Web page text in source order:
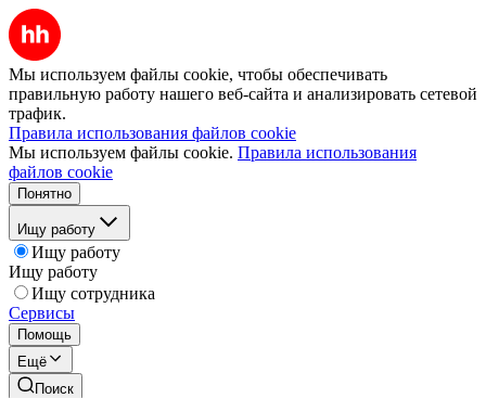
Мы используем файлы cookie, чтобы обеспечивать
правильную работу нашего веб-сайта и анализировать сетевой
трафик.
Правила использования файлов cookie
Мы используем файлы cookie. Правила использования
файлов cookie
Понятно
Ищу работу
Ищу работу
Ищу работу
Ищу сотрудника
Сервисы
Помощь
Ещё
Поиск